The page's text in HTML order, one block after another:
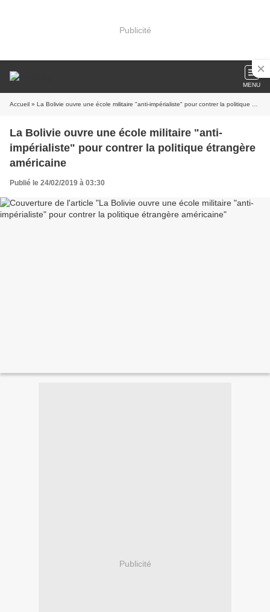
Publicité
MENU
Accueil » La Bolivie ouvre une école militaire "anti-impérialiste" pour contrer la politique étrangère américaine
La Bolivie ouvre une école militaire "anti-
impérialiste" pour contrer la politique étrangère
américaine
Publié le 24/02/2019 à 03:30
Publicité